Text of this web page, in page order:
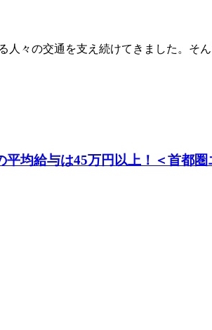
々の交通を支え続けてきました。そ
均給与は45万円以上！＜首都圏